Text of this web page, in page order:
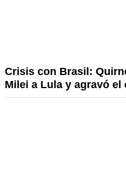
Crisis con Brasil:
Milei a Lula y agravó